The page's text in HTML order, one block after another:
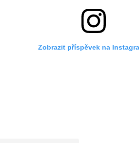
Zobrazit příspěvek na